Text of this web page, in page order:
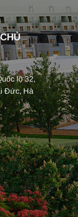
lộ 32,
Đức, Hà